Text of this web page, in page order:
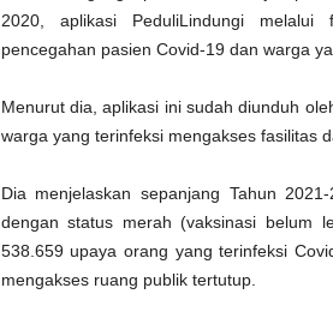
2020, aplikasi PeduliLindungi
pencegahan pasien Covid-19 dan warga
Menurut dia, aplikasi ini sudah diunduh
warga yang terinfeksi mengakses fasilitas
Dia menjelaskan sepanjang Tahun
dengan status merah (vaksinasi belum
538.659 upaya orang yang terinfeksi
mengakses ruang publik tertutup.